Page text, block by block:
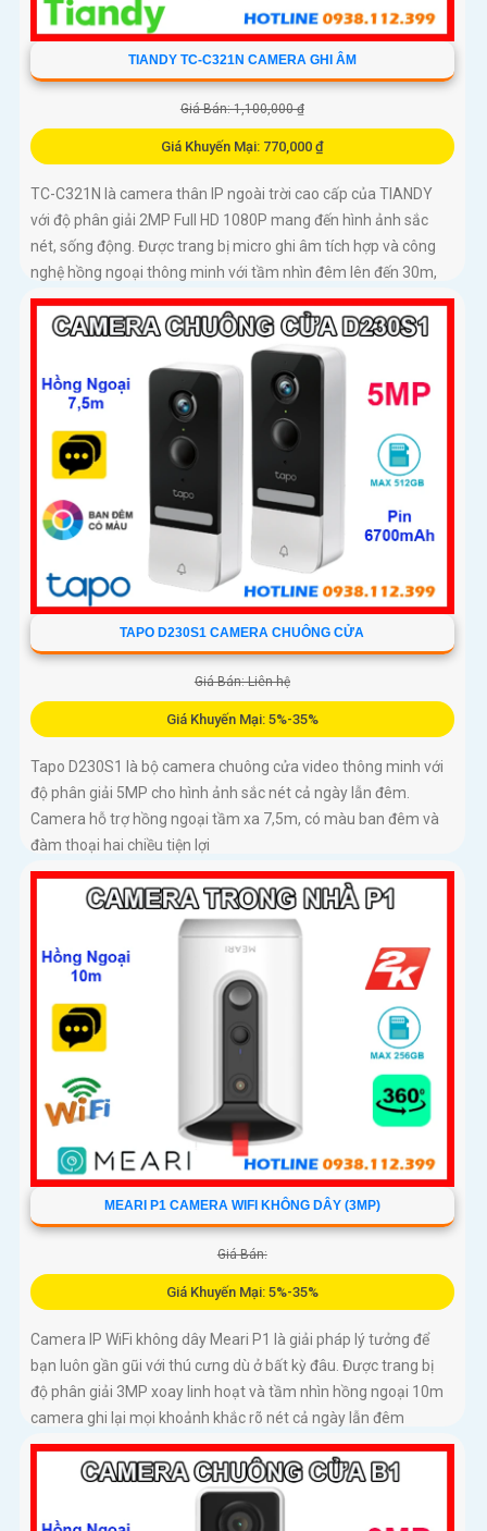
TIANDY TC-C321N CAMERA GHI ÂM
Giá Bán: 1,100,000 ₫
Giá Khuyến Mại: 770,000 ₫
TC-C321N là camera thân IP ngoài trời cao cấp của TIANDY
với độ phân giải 2MP Full HD 1080P mang đến hình ảnh sắc
nét, sống động. Được trang bị micro ghi âm tích hợp và công
nghệ hồng ngoại thông minh với tầm nhìn đêm lên đến 30m,
camera giúp giám sát hiệu quả cả ngày lẫn đêm
TAPO D230S1 CAMERA CHUÔNG CỬA
Giá Bán: Liên hệ
Giá Khuyến Mại: 5%-35%
Tapo D230S1 là bộ camera chuông cửa video thông minh với
độ phân giải 5MP cho hình ảnh sắc nét cả ngày lẫn đêm.
Camera hỗ trợ hồng ngoại tầm xa 7,5m, có màu ban đêm và
đàm thoại hai chiều tiện lợi
MEARI P1 CAMERA WIFI KHÔNG DÂY (3MP)
Giá Bán:
Giá Khuyến Mại: 5%-35%
Camera IP WiFi không dây Meari P1 là giải pháp lý tưởng để
bạn luôn gần gũi với thú cưng dù ở bất kỳ đâu. Được trang bị
độ phân giải 3MP xoay linh hoạt và tầm nhìn hồng ngoại 10m
camera ghi lại mọi khoảnh khắc rõ nét cả ngày lẫn đêm